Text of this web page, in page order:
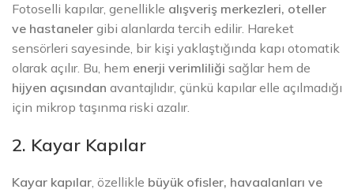
Fotoselli kapılar, genellikle alışveriş merkezleri, oteller
ve hastaneler gibi alanlarda tercih edilir. Hareket
sensörleri sayesinde, bir kişi yaklaştığında kapı otomatik
olarak açılır. Bu, hem enerji verimliliği sağlar hem de
hijyen açısından avantajlıdır, çünkü kapılar elle açılmadığı
için mikrop taşınma riski azalır.
2. Kayar Kapılar
Kayar kapılar, özellikle büyük ofisler, havaalanları ve